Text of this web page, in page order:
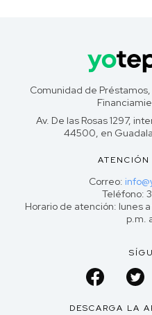
Comunidad de Préstamos,
Av. De las Rosas 1297,
44500, en
Correo:
Teléfono:
Horario de atención: lunes
p.m.
DESCARGA LA